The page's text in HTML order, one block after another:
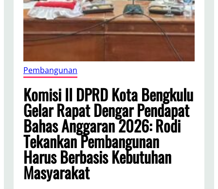
Pembangunan
Komisi II DPRD Kota Bengkulu
Gelar Rapat Dengar Pendapat
Bahas Anggaran 2026: Rodi
Tekankan Pembangunan
Harus Berbasis Kebutuhan
Masyarakat